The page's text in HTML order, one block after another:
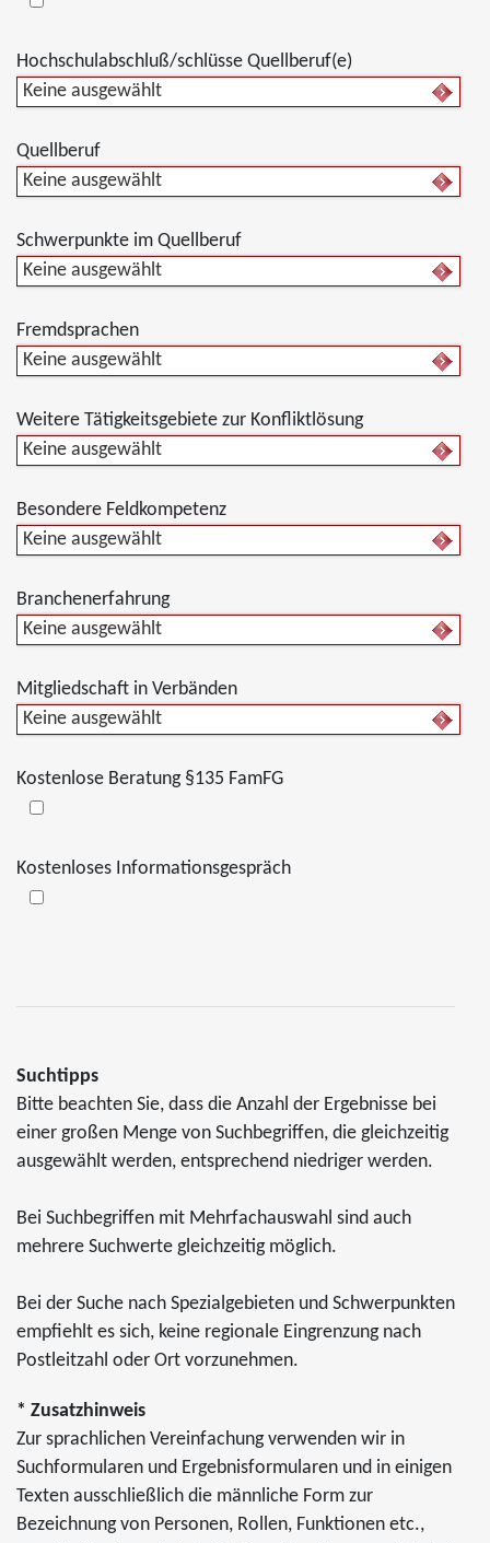
Hochschulabschluß/schlüsse Quellberuf(e)
Keine ausgewählt
Quellberuf
Keine ausgewählt
Schwerpunkte im Quellberuf
Keine ausgewählt
Fremdsprachen
Keine ausgewählt
Weitere Tätigkeitsgebiete zur Konfliktlösung
Keine ausgewählt
Besondere Feldkompetenz
Keine ausgewählt
Branchenerfahrung
Keine ausgewählt
Mitgliedschaft in Verbänden
Keine ausgewählt
Kostenlose Beratung §135 FamFG
Kostenloses Informationsgespräch
Suchtipps
Bitte beachten Sie, dass die Anzahl der Ergebnisse bei
einer großen Menge von Suchbegriffen, die gleichzeitig
ausgewählt werden, entsprechend niedriger werden.
Bei Suchbegriffen mit Mehrfachauswahl sind auch
mehrere Suchwerte gleichzeitig möglich.
Bei der Suche nach Spezialgebieten und Schwerpunkten
empfiehlt es sich, keine regionale Eingrenzung nach
Postleitzahl oder Ort vorzunehmen.
* Zusatzhinweis
Zur sprachlichen Vereinfachung verwenden wir in
Suchformularen und Ergebnisformularen und in einigen
Texten ausschließlich die männliche Form zur
Bezeichnung von Personen, Rollen, Funktionen etc.,